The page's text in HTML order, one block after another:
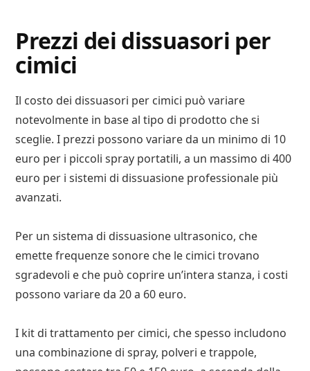
Prezzi dei dissuasori per
cimici
Il costo dei dissuasori per cimici può variare
notevolmente in base al tipo di prodotto che si
sceglie. I prezzi possono variare da un minimo di 10
euro per i piccoli spray portatili, a un massimo di 400
euro per i sistemi di dissuasione professionale più
avanzati.
Per un sistema di dissuasione ultrasonico, che
emette frequenze sonore che le cimici trovano
sgradevoli e che può coprire un’intera stanza, i costi
possono variare da 20 a 60 euro.
I kit di trattamento per cimici, che spesso includono
una combinazione di spray, polveri e trappole,